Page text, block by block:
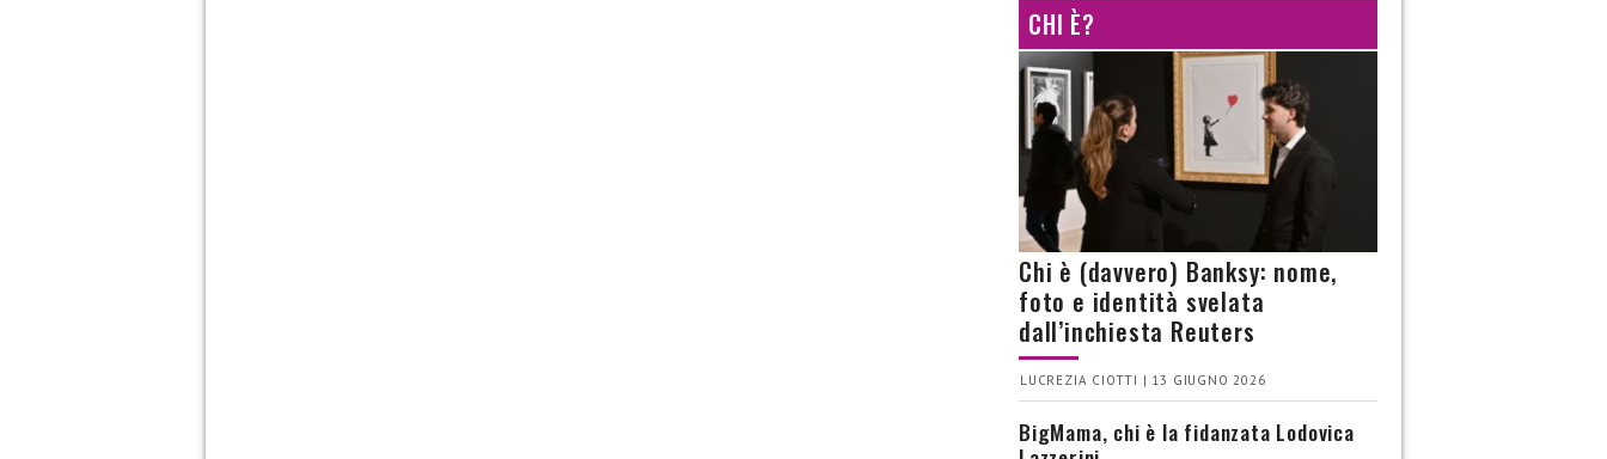
CHI È?
Chi è (davvero) Banksy: nome,
foto e identità svelata
dall’inchiesta Reuters
LUCREZIA CIOTTI | 13 GIUGNO 2026
BigMama, chi è la fidanzata Lodovica